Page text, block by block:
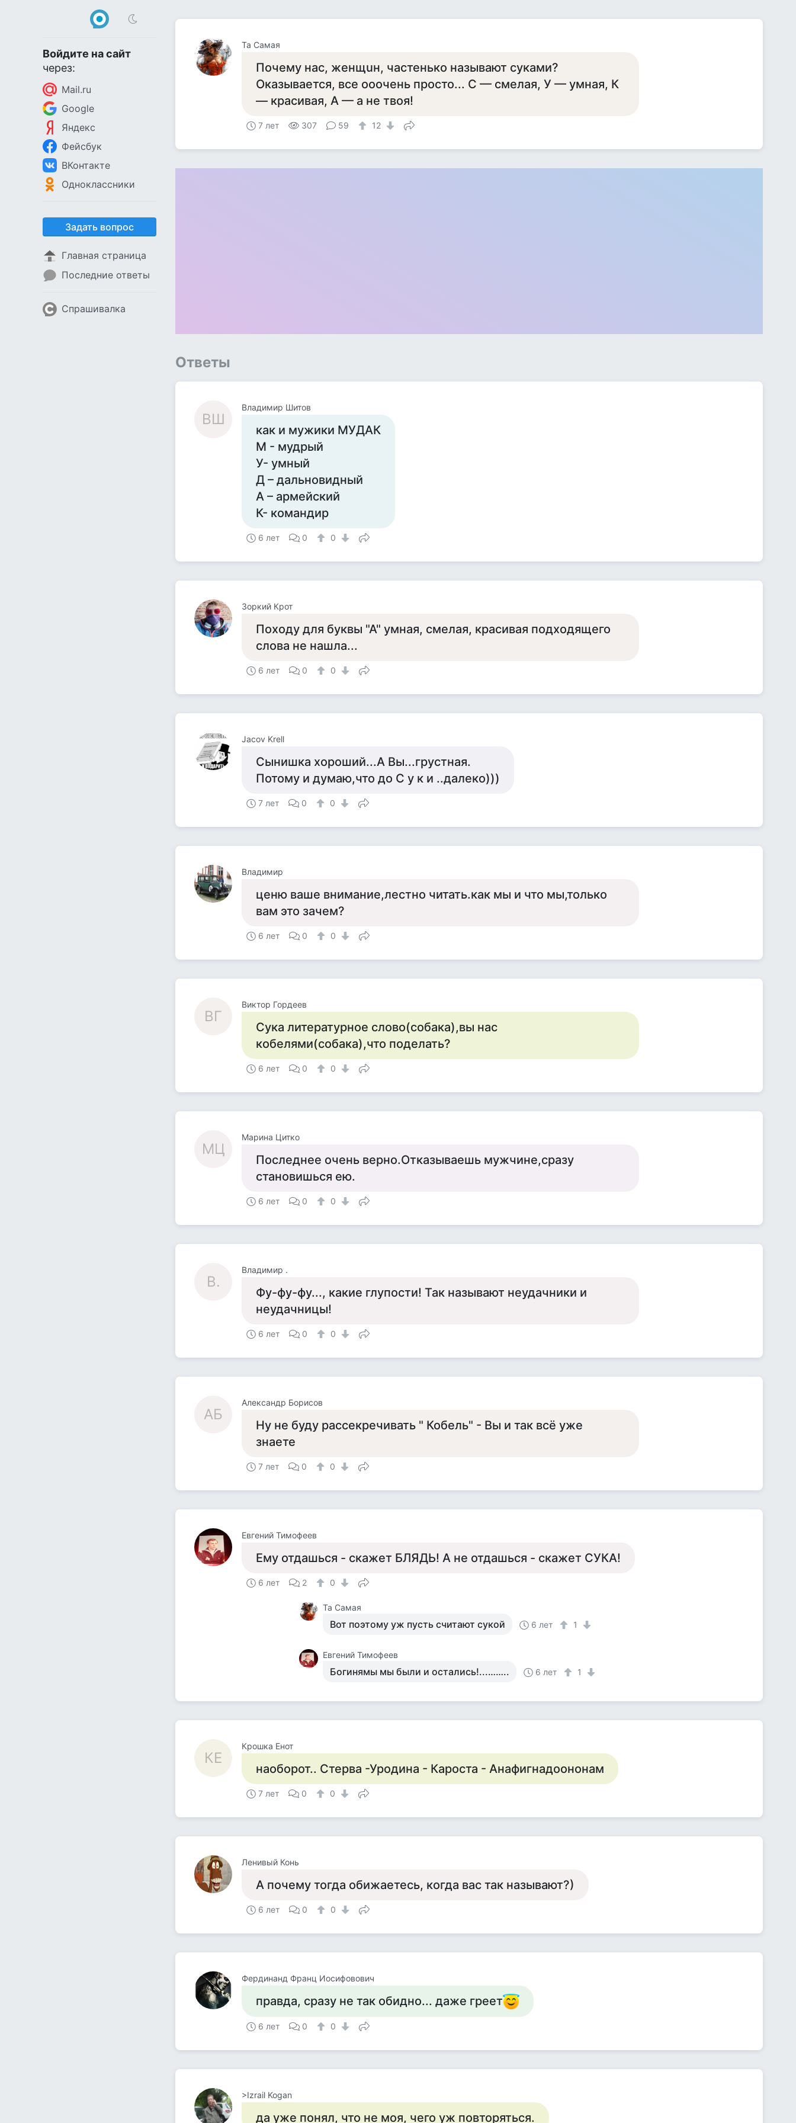
Войдите на сайт
через:
Mail.ru
Google
Яндекс
Фейсбук
ВКонтакте
Одноклассники
Задать вопрос
Главная страница
Последние ответы
Спрашивалка
Та Самая
Почему нaс, женщuн, частенько называют сyками?
Оказывается, все ооочень проcто... С — смелая, У — умная, К
— краcивая, А — а не твоя!
7 лет 307 59 12
Ответы
ВШ
Владимир Шитов
как и мужики МУДАК
М - мудрый
У- умный
Д – дальновидный
А – армейский
К- командир
6 лет 0 0
Зоркий Крот
Походу для буквы "А" умная, смелая, красивая подходящего
слова не нашла...
6 лет 0 0
Jacov Krell
Сынишка хороший...А Вы...грустная.
Потому и думаю,что до С у к и ..далеко)))
7 лет 0 0
Владимир
ценю ваше внимание,лестно читать.как мы и что мы,только
вам это зачем?
6 лет 0 0
ВГ
Виктор Гордеев
Сука литературное слово(собака),вы нас
кобелями(собака),что поделать?
6 лет 0 0
МЦ
Марина Цитко
Последнее очень верно.Отказываешь мужчине,сразу
становишься ею.
6 лет 0 0
В.
Владимир .
Фу-фу-фу..., какие глупости! Так называют неудачники и
неудачницы!
6 лет 0 0
АБ
Александр Борисов
Ну не буду рассекречивать " Кобель" - Вы и так всё уже
знаете
7 лет 0 0
Евгений Тимофеев
Ему отдашься - скажет БЛЯДЬ! А не отдашься - скажет СУКА!
6 лет 2 0
Та Самая
Вот поэтому уж пусть считают сукой 6 лет 1
Евгений Тимофеев
Богинямы мы были и остались!...…….. 6 лет 1
КЕ
Крошка Енот
наоборот.. Стерва -Уродина - Кароста - Анафигнадоононам
7 лет 0 0
Ленивый Конь
А почему тогда обижаетесь, когда вас так называют?)
6 лет 0 0
Фердинанд Франц Иосифовович
правда, сразу не так обидно... даже греет
6 лет 0 0
>Izrail Kogan
да уже понял, что не моя, чего уж повторяться.